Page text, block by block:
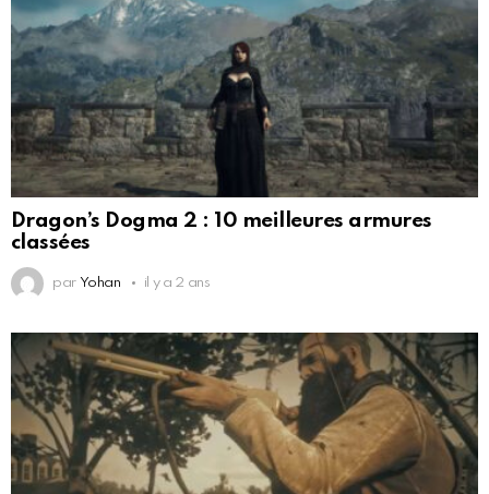
Dragon’s Dogma 2 : 10 meilleures armures
classées
par Yohan il y a 2 ans